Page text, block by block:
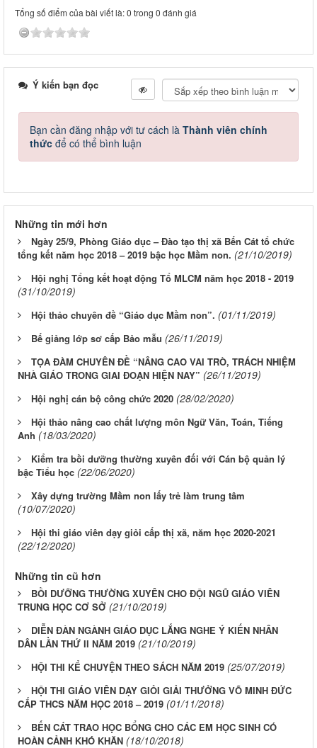
Tổng số điểm của bài viết là: 0 trong 0 đánh giá
Ý kiến bạn đọc
Bạn cần đăng nhập với tư cách là Thành viên chính
thức để có thể bình luận
Những tin mới hơn
Ngày 25/9, Phòng Giáo dục – Đào tạo thị xã Bến Cát tổ chức
tổng kết năm học 2018 – 2019 bậc học Mầm non. (21/10/2019)
Hội nghị Tổng kết hoạt động Tổ MLCM năm học 2018 - 2019
(31/10/2019)
Hội thảo chuyên đề “Giáo dục Mầm non”. (01/11/2019)
Bế giảng lớp sơ cấp Bảo mẫu (26/11/2019)
TỌA ĐÀM CHUYÊN ĐỀ “NÂNG CAO VAI TRÒ, TRÁCH NHIỆM
NHÀ GIÁO TRONG GIAI ĐOẠN HIỆN NAY” (26/11/2019)
Hội nghị cán bộ công chức 2020 (28/02/2020)
Hội thảo nâng cao chất lượng môn Ngữ Văn, Toán, Tiếng
Anh (18/03/2020)
Kiểm tra bồi dưỡng thường xuyên đối với Cán bộ quản lý
bậc Tiểu học (22/06/2020)
Xây dựng trường Mầm non lấy trẻ làm trung tâm
(10/07/2020)
Hội thi giáo viên dạy giỏi cấp thị xã, năm học 2020-2021
(22/12/2020)
Những tin cũ hơn
BỒI DƯỠNG THƯỜNG XUYÊN CHO ĐỘI NGŨ GIÁO VIÊN
TRUNG HỌC CƠ SỞ (21/10/2019)
DIỄN ĐÀN NGÀNH GIÁO DỤC LẮNG NGHE Ý KIẾN NHÂN
DÂN LẦN THỨ II NĂM 2019 (21/10/2019)
HỘI THI KỂ CHUYỆN THEO SÁCH NĂM 2019 (25/07/2019)
HỘI THI GIÁO VIÊN DẠY GIỎI GIẢI THƯỞNG VÕ MINH ĐỨC
CẤP THCS NĂM HỌC 2018 – 2019 (01/11/2018)
BẾN CÁT TRAO HỌC BỔNG CHO CÁC EM HỌC SINH CÓ
HOÀN CẢNH KHÓ KHĂN (18/10/2018)